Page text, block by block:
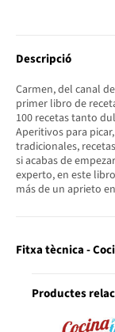
Descripció
Carmen, del canal
primer libro de
100 recetas tanto
Aperitivos para
tradicionales,
si acabas de
experto, en este
más de un aprieto
Fitxa tècnica -
Productes